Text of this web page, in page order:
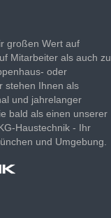
großen Wert auf
Mitarbeiter als auch zu
oder
stehen Ihnen als
und jahrelanger
bald als einen unserer
Haustechnik - Ihr
und Umgebung.